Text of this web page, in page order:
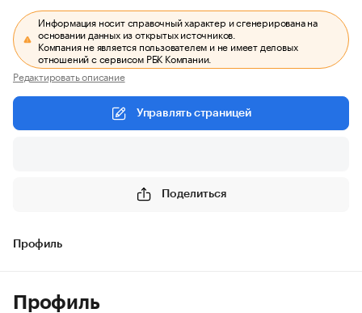
Информация носит справочный характер и сгенерирована на
основании данных из открытых источников.
Компания не является пользователем и не имеет деловых
отношений с сервисом РБК Компании.
Редактировать описание
Управлять страницей
Поделиться
Профиль
Профиль